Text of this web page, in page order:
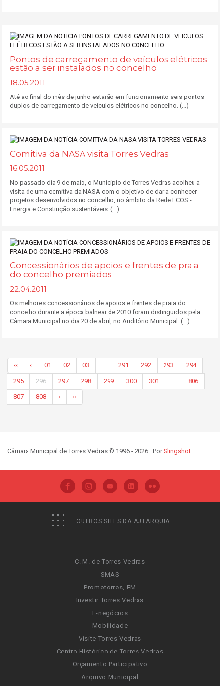
Pontos de carregamento de veículos elétricos
estão a ser instalados no concelho
18.05.2011
Até ao final do mês de junho estarão em funcionamento seis pontos
duplos de carregamento de veículos elétricos no concelho. (...)
Comitiva da NASA visita Torres Vedras
16.05.2011
No passado dia 9 de maio, o Município de Torres Vedras acolheu a
visita de uma comitiva da NASA com o objetivo de dar a conhecer
projetos desenvolvidos no concelho, no âmbito da Rede ECOS -
Energia e Construção sustentáveis. (...)
Concessionários de apoios e frentes de praia
do concelho premiados
22.04.2011
Os melhores concessionários de apoios e frentes de praia do
concelho durante a época balnear de 2010 foram distinguidos pela
Câmara Municipal no dia 20 de abril, no Auditório Municipal. (...)
‹‹ ‹ 01 02 03 291 292 293 294
295 296 297 298 299 300 301 806
807 808 › ››
Câmara Municipal de Torres Vedras © 1996 - 2026 · PorSlingshot
OUTROS SITES DA AUTARQUIA
C. M. de Torres Vedras
SMAS
Promotorres, EM
Investir Torres Vedras
E-negócios
Mobilidade
Visite Torres Vedras
Centro Histórico de Torres Vedras
Orçamento Participativo
Arquivo Municipal